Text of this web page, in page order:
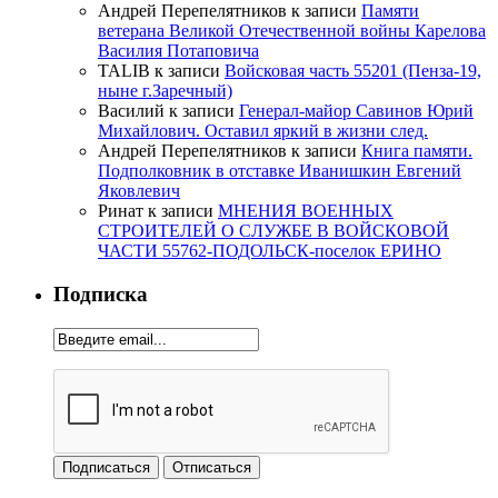
Андрей Перепелятников к записи Памяти
ветерана Великой Отечественной войны Карелова
Василия Потаповича
TALIB к записи Войсковая часть 55201 (Пенза-19,
ныне г.Заречный)
Василий к записи Генерал-майор Савинов Юрий
Михайлович. Оставил яркий в жизни след.
Андрей Перепелятников к записи Книга памяти.
Подполковник в отставке Иванишкин Евгений
Яковлевич
Ринат к записи МНЕНИЯ ВОЕННЫХ
СТРОИТЕЛЕЙ О СЛУЖБЕ В ВОЙСКОВОЙ
ЧАСТИ 55762-ПОДОЛЬСК-поселок ЕРИНО
Подписка